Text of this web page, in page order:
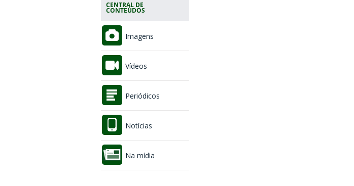
CENTRAL DE
CONTEÚDOS
Imagens
Vídeos
Periódicos
Notícias
Na mídia